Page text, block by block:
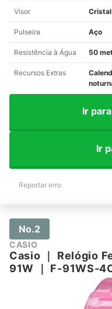
Visor
Pulseira Aço
Resistência à Água 50
Recursos Extras
Ir
Ir
Reportar erro
No.2
CASIO
Casio ｜ Relógio
91W ｜ F-91WS-